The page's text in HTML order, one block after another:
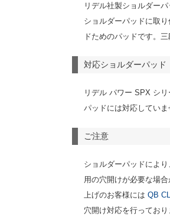
リデル社製ショルダー
ショルダーパッドに取
ドためのパッドです。
対応ショルダーパッド
リデル パワー SPX シ
パッドには対応していま
ご注意
ショルダーパッドによ
用の穴開けが必要な場
上げのお客様には QB
穴開け対応を行ってお